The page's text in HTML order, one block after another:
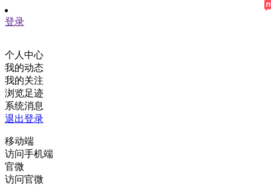
登录
个人中心
我的动态
我的关注
浏览足迹
系统消息
退出登录
移动端
访问手机端
官微
访问官微